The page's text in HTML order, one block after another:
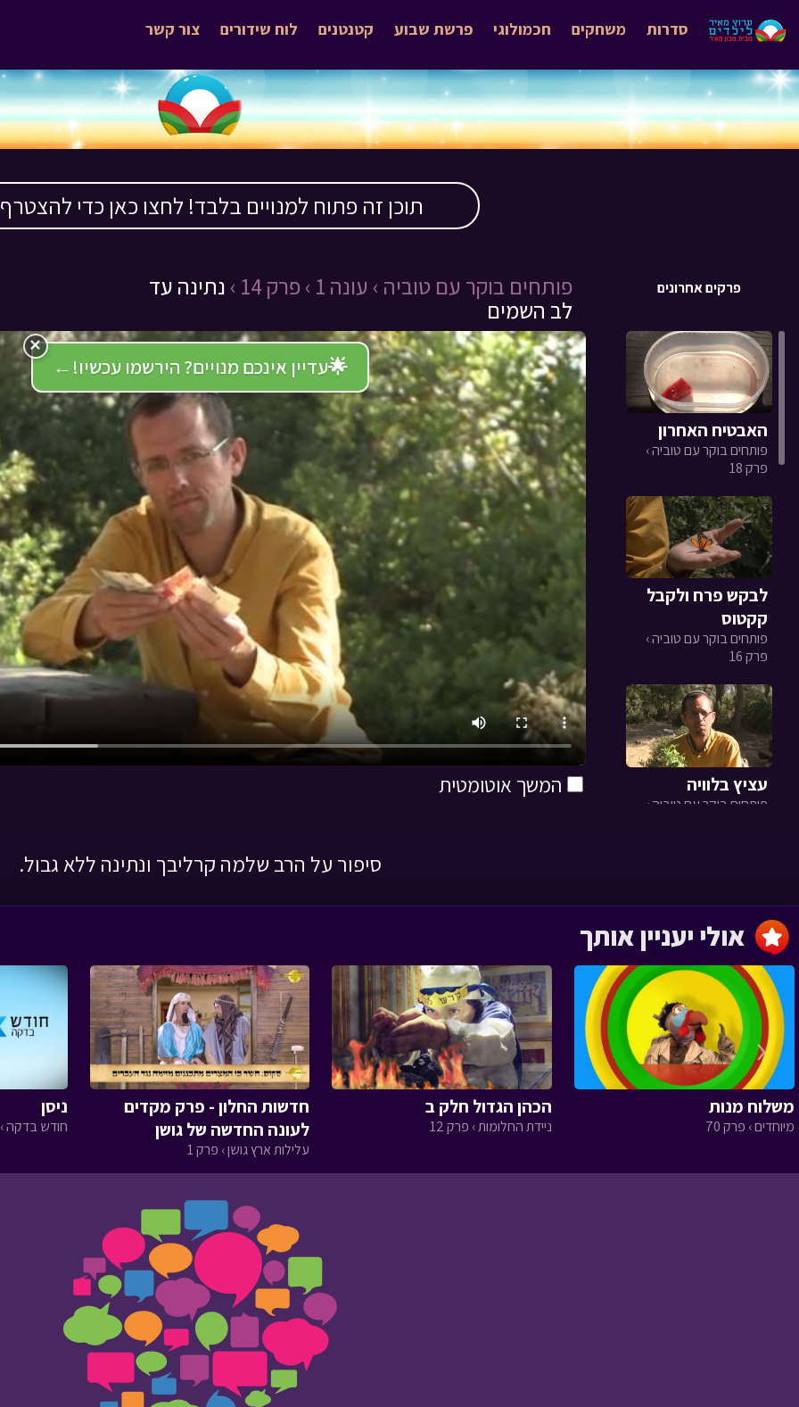
צור קשר לוח שידורים קטנטנים פרשת שבוע חכמולוגי משחקים סדרות
תוכן זה פתוח למנויים בלבד! לחצו כאן כדי להצטרף
פותחים בוקר עם טוביה › עונה 1 › פרק 14 ›
נתינה עד
לב השמים
פרקים אחרונים
🌟עדיין אינכם מנויים? הירשמו עכשיו! ←
×
המשך אוטומטית
האבטיח האחרון
פותחים בוקר עם טוביה ›
פרק 18
לבקש פרח ולקבל
קקטוס
פותחים בוקר עם טוביה ›
פרק 16
עציץ בלוויה
פותחים בוקר עם טוביה ›
נס של סוס מעץ
פותחים בוקר עם טוביה ›
פרק 15
נתינה עד לב השמים
פותחים בוקר עם טוביה ›
סיפור על הרב שלמה קרליבך ונתינה ללא גבול.
משלוח מנות
מיוחדים › פרק 70
הכהן הגדול חלק ב
ניידת החלומות › פרק 12
חדשות החלון - פרק מקדים
לעונה החדשה של גושן
עלילות ארץ גושן › פרק 1
ניסן
חודש בדקה ›
‹